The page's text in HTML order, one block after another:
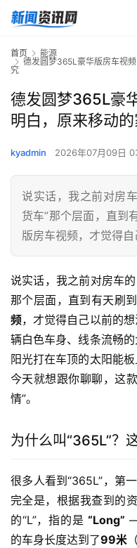
首页
能源
德发圆梦365L豪华版房车视
究
德发圆梦365L豪
明白，原来移动
kyadmin 2026年07月09日
说实话，我之前对房
货车”那个层面，直到
版房车视频，才觉得
说实话，我之前对房车
那个层面，直到有天刷
频，才觉得自己以前的
辆白色车身、线条流畅的
阳光打在车顶的太阳能
今天就想跟你聊聊，这
情”。
为什么叫“365L”？
很多人看到“365L”，第
完全是，根据我查到的
的“L”，指的是 “Long”
的车身长度达到了99米